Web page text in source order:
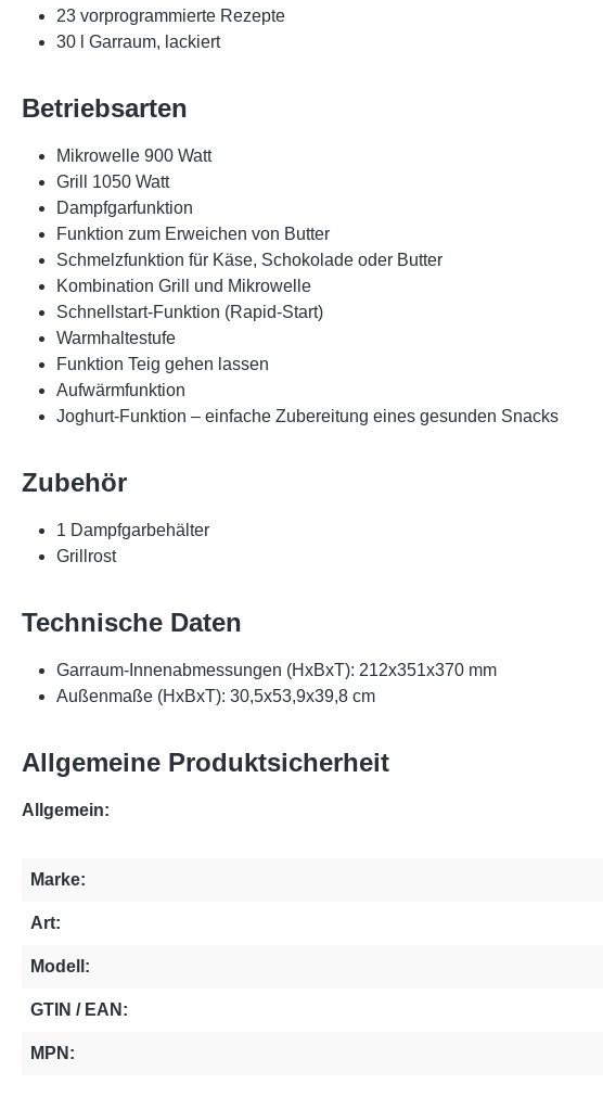
23 vorprogrammierte Rezepte
30 l Garraum, lackiert
Betriebsarten
Mikrowelle 900 Watt
Grill 1050 Watt
Dampfgarfunktion
Funktion zum Erweichen von Butter
Schmelzfunktion für Käse, Schokolade oder Butter
Kombination Grill und Mikrowelle
Schnellstart-Funktion (Rapid-Start)
Warmhaltestufe
Funktion Teig gehen lassen
Aufwärmfunktion
Joghurt-Funktion – einfache Zubereitung eines gesunden Snacks
Zubehör
1 Dampfgarbehälter
Grillrost
Technische Daten
Garraum-Innenabmessungen (HxBxT): 212x351x370 mm
Außenmaße (HxBxT): 30,5x53,9x39,8 cm
Allgemeine Produktsicherheit
Allgemein:
Marke:
Art:
Modell:
GTIN / EAN:
MPN: